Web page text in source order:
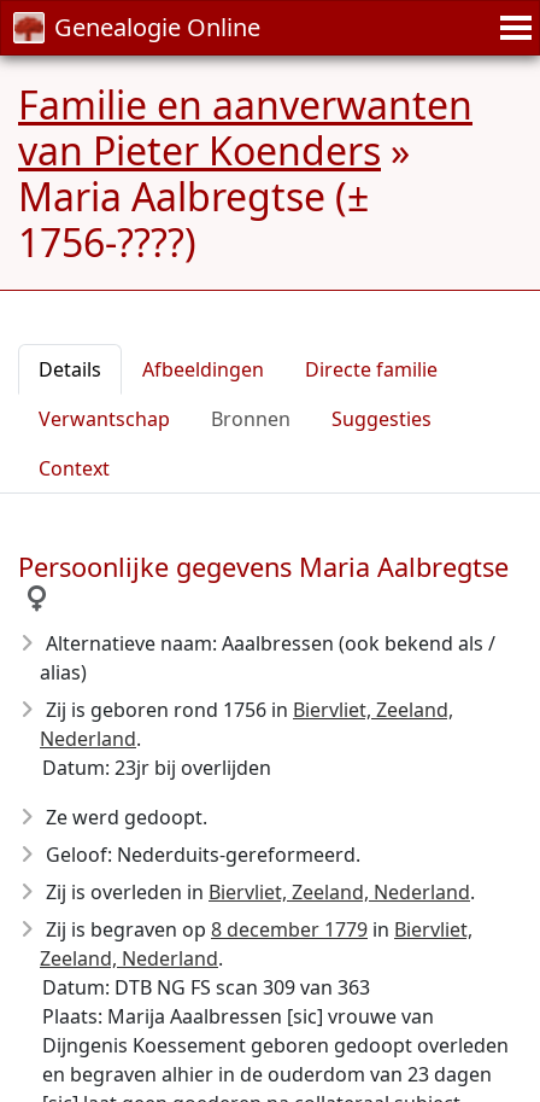
Genealogie Online
Familie en aanverwanten
van Pieter Koenders »
Maria Aalbregtse (±
1756-????)
Details Afbeeldingen
Directe familie
Verwantschap
Bronnen
Suggesties
Context
Persoonlijke gegevens Maria Aalbregtse
Alternatieve naam: Aaalbressen (ook bekend als /
alias)
Zij is geboren rond 1756 in Biervliet, Zeeland,
Nederland.
Datum: 23jr bij overlijden
Ze werd gedoopt.
Geloof: Nederduits-gereformeerd.
Zij is overleden in Biervliet, Zeeland, Nederland.
Zij is begraven op 8 december 1779 in Biervliet,
Zeeland, Nederland.
Datum: DTB NG FS scan 309 van 363
Plaats: Marija Aaalbressen [sic] vrouwe van
Dijngenis Koessement geboren gedoopt overleden
en begraven alhier in de ouderdom van 23 dagen